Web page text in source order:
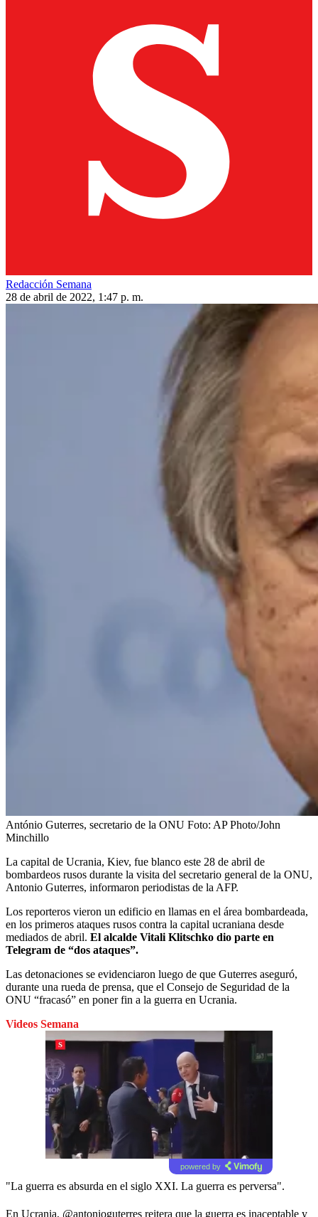
Redacción Semana
28 de abril de 2022, 1:47 p. m.
António Guterres, secretario de la ONU Foto: AP Photo/John
Minchillo
La capital de Ucrania, Kiev, fue blanco este 28 de abril de
bombardeos rusos durante la visita del secretario general de la ONU,
Antonio Guterres, informaron periodistas de la AFP.
Los reporteros vieron un edificio en llamas en el área bombardeada,
en los primeros ataques rusos contra la capital ucraniana desde
mediados de abril. El alcalde Vitali Klitschko dio parte en
Telegram de “dos ataques”.
Las detonaciones se evidenciaron luego de que Guterres aseguró,
durante una rueda de prensa, que el Consejo de Seguridad de la
ONU “fracasó” en poner fin a la guerra en Ucrania.
Videos Semana
powered by
"La guerra es absurda en el siglo XXI. La guerra es perversa".
En Ucrania, @antonioguterres reitera que la guerra es inaceptable y